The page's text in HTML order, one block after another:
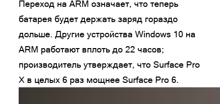
Переход на ARM означает, что теперь
батарея будет держать заряд гораздо
дольше. Другие устройства Windows 10 на
ARM работают вплоть до 22 часов;
производитель утверждает, что Surface Pro
X в целых 6 раз мощнее Surface Pro 6.